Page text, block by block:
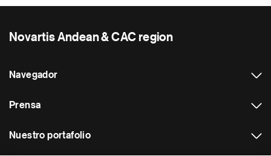
Novartis Andean & CAC region
Navegador
Prensa
Nuestro portafolio